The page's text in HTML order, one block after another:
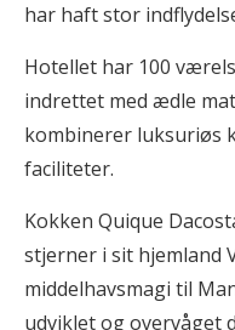
har haft stor
Hotellet har 100
indrettet med ædle
kombinerer luksuriøs
faciliteter.
Kokken Quique
stjerner i sit hjemland
middelhavsmagi til
udviklet og overvåget